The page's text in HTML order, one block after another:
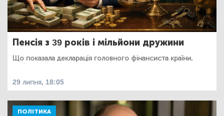
Пенсія з 39 років і мільйони дружини
Що показала декларація головного фінансиста країни.
29 липня, 18:05
ПОЛІТИКА